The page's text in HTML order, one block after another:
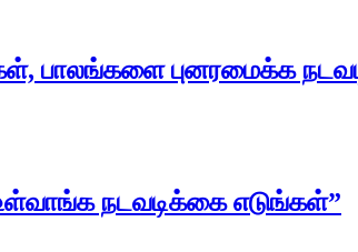
பாலங்களை புனரமைக்க
நடவடிக்கை எடுங்கள்”